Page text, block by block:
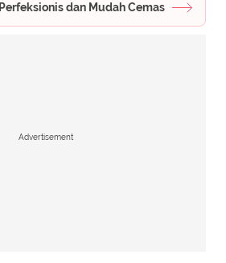
dan Mudah Cemas
Advertisement